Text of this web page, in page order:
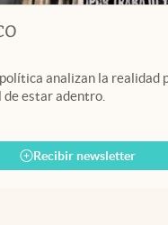
analizan la realidad
de estar adentro.
Recibir newsletter